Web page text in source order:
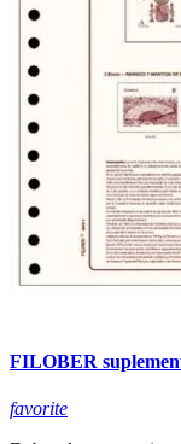
FILOBER
favorite